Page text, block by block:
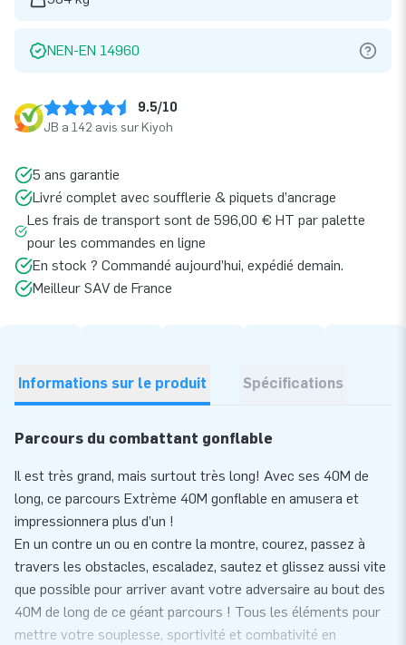
NEN-EN 14960
9.5/10
JB a 142 avis sur Kiyoh
5 ans garantie
Livré complet avec soufflerie & piquets d’ancrage
Les frais de transport sont de 596,00 € HT par palette
pour les commandes en ligne
En stock ? Commandé aujourd’hui, expédié demain.
Meilleur SAV de France
Informations sur le produit Spécifications
Parcours du combattant gonflable
Il est très grand, mais surtout très long! Avec ses 40M de
long, ce parcours Extrème 40M gonflable en amusera et
impressionnera plus d’un !
En un contre un ou en contre la montre, courez, passez à
travers les obstacles, escaladez, sautez et glissez aussi vite
que possible pour arriver avant votre adversaire au bout des
40M de long de ce géant parcours ! Tous les éléments pour
mettre votre souplesse, sportivité et combativité en